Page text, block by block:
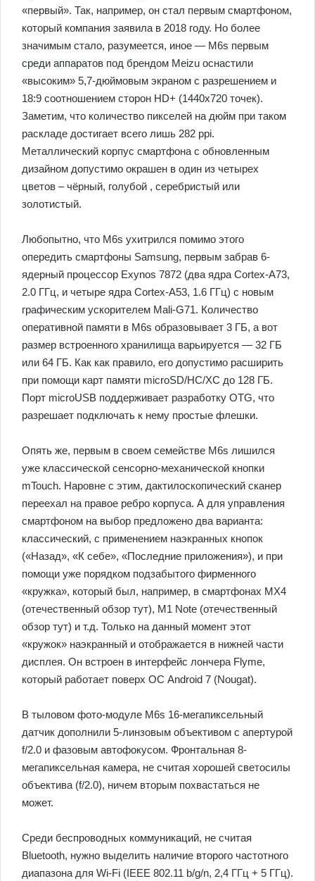
«первый». Так, например, он стал первым смартфоном,
который компания заявила в 2018 году. Но более
значимым стало, разумеется, иное — M6s первым
среди аппаратов под брендом Meizu оснастили
«высоким» 5,7-дюймовым экраном с разрешением и
18:9 соотношением сторон HD+ (1440х720 точек).
Заметим, что количество пикселей на дюйм при таком
раскладе достигает всего лишь 282 ppi.
Металлический корпус смартфона с обновленным
дизайном допустимо окрашен в один из четырех
цветов – чёрный, голубой , серебристый или
золотистый.
Любопытно, что M6s ухитрился помимо этого
опередить смартфоны Samsung, первым забрав 6-
ядерный процессор Exynos 7872 (два ядра Cortex-A73,
2.0 ГГц, и четыре ядра Cortex-A53, 1.6 ГГц) с новым
графическим ускорителем Mali-G71. Количество
оперативной памяти в M6s образовывает 3 ГБ, а вот
размер встроенного хранилища варьируется — 32 ГБ
или 64 ГБ. Как как правило, его допустимо расширить
при помощи карт памяти microSD/HC/XC до 128 ГБ.
Порт microUSB поддерживает разработку OTG, что
разрешает подключать к нему простые флешки.
Опять же, первым в своем семействе M6s лишился
уже классической сенсорно-механической кнопки
mTouch. Наровне с этим, дактилоскопический сканер
переехал на правое ребро корпуса. А для управления
смартфоном на выбор предложено два варианта:
классический, с применением наэкранных кнопок
(«Назад», «К себе», «Последние приложения»), и при
помощи уже порядком подзабытого фирменного
«кружка», который был, например, в смартфонах MX4
(отечественный обзор тут), M1 Note (отечественный
обзор тут) и т.д. Только на данный момент этот
«кружок» наэкранный и отображается в нижней части
дисплея. Он встроен в интерфейс лончера Flyme,
который работает поверх ОС Android 7 (Nougat).
В тыловом фото-модуле M6s 16-мегапиксельный
датчик дополнили 5-линзовым объективом с апертурой
f/2.0 и фазовым автофокусом. Фронтальная 8-
мегапиксельная камера, не считая хорошей светосилы
объектива (f/2.0), ничем вторым похвастаться не
может.
Среди беспроводных коммуникаций, не считая
Bluetooth, нужно выделить наличие второго частотного
диапазона для Wi-Fi (IEEE 802.11 b/g/n, 2,4 ГГц + 5 ГГц).